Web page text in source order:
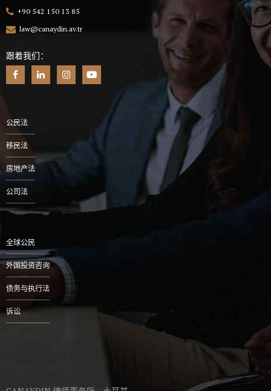
+90 542 150 13 85
law@canaydin.av.tr
跟着我们：
公民法
移民法
房地产法
公司法
全球公民
外国投资咨询
债务与执行法
诉讼